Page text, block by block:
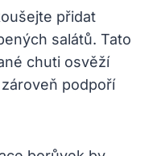
přidat
salátů. Tato
chuti ​osvěží
podpoří